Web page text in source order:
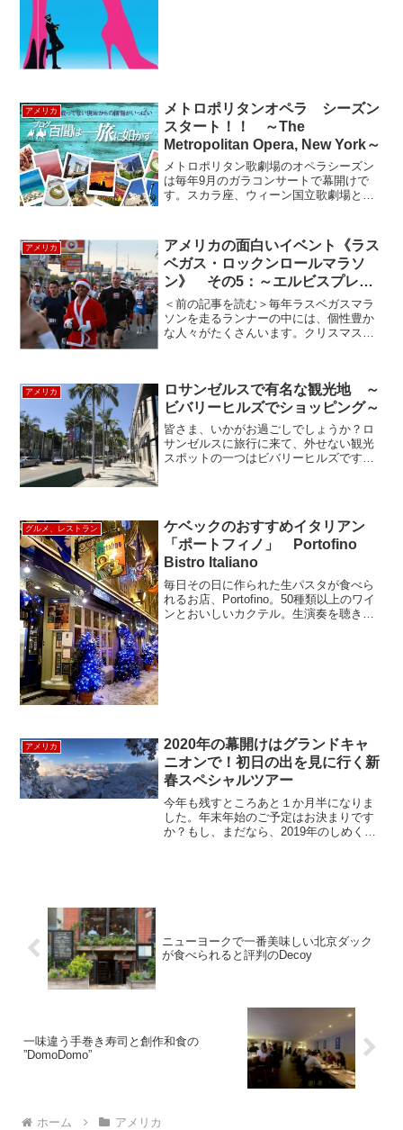
アメリカ
メトロポリタンオペラ シーズン
スタート！！ ～The
Metropolitan Opera, New York～
メトロポリタン歌劇場のオペラシーズン
は毎年9月のガラコンサートで幕開けで
す。スカラ座、ウィーン国立歌劇場と並
末から翌年5月までの冬場がシーズン。今
年は9月23日月...
アメリカ
アメリカの面白いイベント《ラス
ベガス・ロックンロールマラソ
ン》 その5：～エルビスプレス
リーが走るラスベガスマラソン～
＜前の記事を読む＞毎年ラスベガスマラ
ソンを走るランナーの中には、個性豊か
な人々がたくさんいます。クリスマスが
走るランナーもいます。ク...
アメリカ
ロサンゼルスで有名な観光地 ～
ビバリーヒルズでショッピング～
皆さま、いかがお過ごしでしょうか？ロ
サンゼルスに旅行に来て、外せない観光
スポットの一つはビバリーヒルズですよ
グルメ、レストラン
ケベックのおすすめイタリアン
「ポートフィノ」 Portofino
Bistro Italiano
毎日その日に作られた生パスタが食べら
れるお店、Portofino。50種類以上のワイ
ンとおいしいカクテル。生演奏を聴きな
アメリカ
2020年の幕開けはグランドキャ
ニオンで！初日の出を見に行く新
春スペシャルツアー
今年も残すところあと１か月半になりま
した。年末年始のご予定はお決まりです
か？もし、まだなら、2019年のしめくく
ニューヨークで一番美味しい北京ダック
が食べられると評判のDecoy
一味違う手巻き寿司と創作和食の
”DomoDomo”
ホーム アメリカ